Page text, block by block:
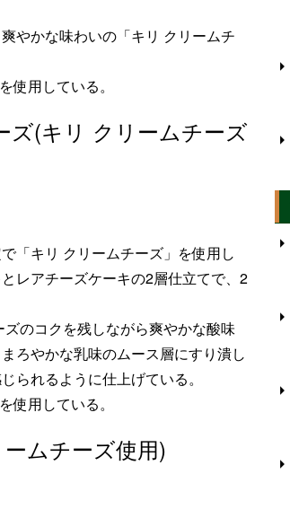
やかな味わいの「キリ クリームチ
使用している。
(キリ クリームチーズ
「キリ クリームチーズ」を使用し
レアチーズケーキの2層仕立てで、2
のコクを残しながら爽やかな酸味
ろやかな乳味のムース層にすり潰し
られるように仕上げている。
使用している。
ムチーズ使用)